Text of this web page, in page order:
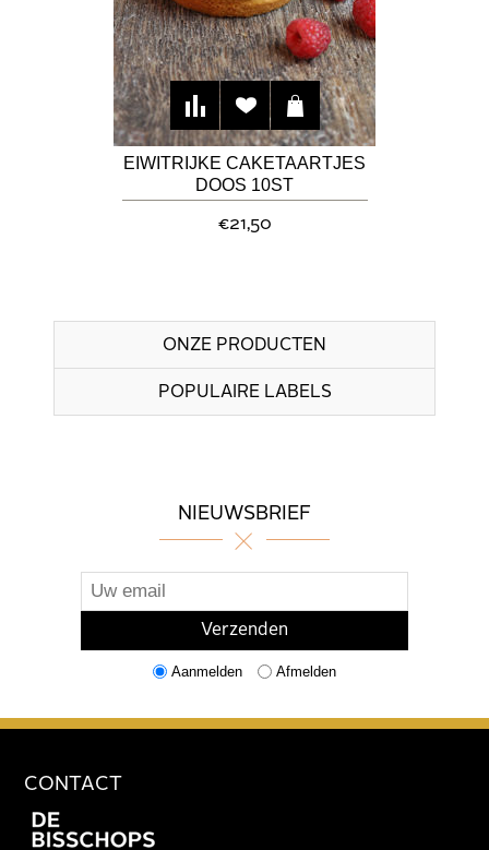
EIWITRIJKE CAKETAARTJES
DOOS 10ST
€21,50
ONZE PRODUCTEN
POPULAIRE LABELS
NIEUWSBRIEF
Aanmelden Afmelden
CONTACT